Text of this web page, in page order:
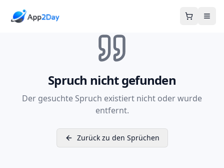
Spruch nicht gefunden
Der gesuchte Spruch existiert nicht oder wurde
entfernt.
Zurück zu den Sprüchen